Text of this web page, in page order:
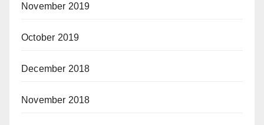
November 2019
October 2019
December 2018
November 2018